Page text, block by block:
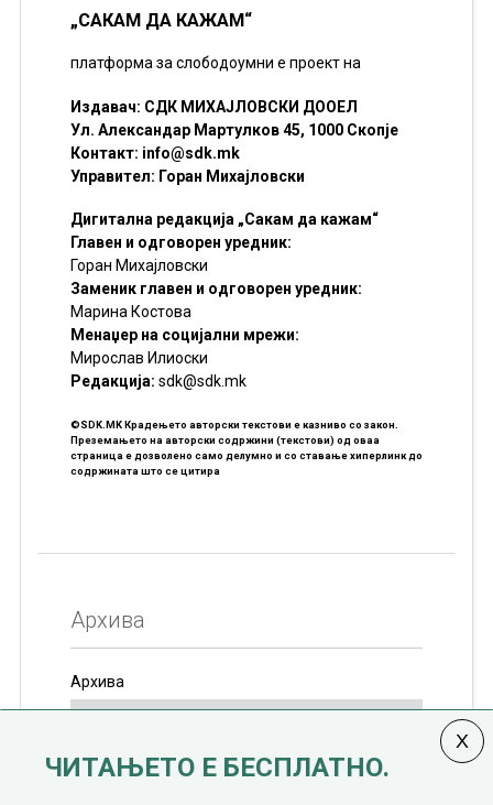
„САКАМ ДА КАЖАМ“
платформа за слободоумни е проект на
Издавач: СДК МИХАЈЛОВСКИ ДООЕЛ
Ул. Александар Мартулков 45, 1000 Скопје
Контакт: info@sdk.mk
Управител: Горан Михајловски
Дигитална редакција „Сакам да кажам“
Главен и одговорен уредник:
Горан Михајловски
Заменик главен и одговорен уредник:
Марина Костова
Менаџер на социјални мрежи:
Мирослав Илиоски
Редакцијa: sdk@sdk.mk
©SDK.MK Крадењето авторски текстови е казниво со закон.
Преземањето на авторски содржини (текстови) од оваа
страница е дозволено само делумно и со ставање хиперлинк до
содржината што се цитира
Архива
Архива
ЧИТАЊЕТО Е БЕСПЛАТНО.